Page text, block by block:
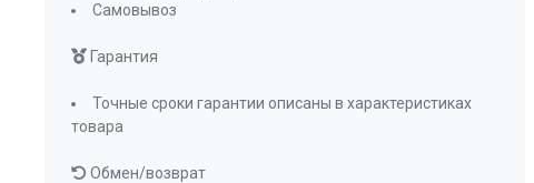
Самовывоз
Гарантия
Точные сроки гарантии описаны в характеристиках
товара
Обмен/возврат